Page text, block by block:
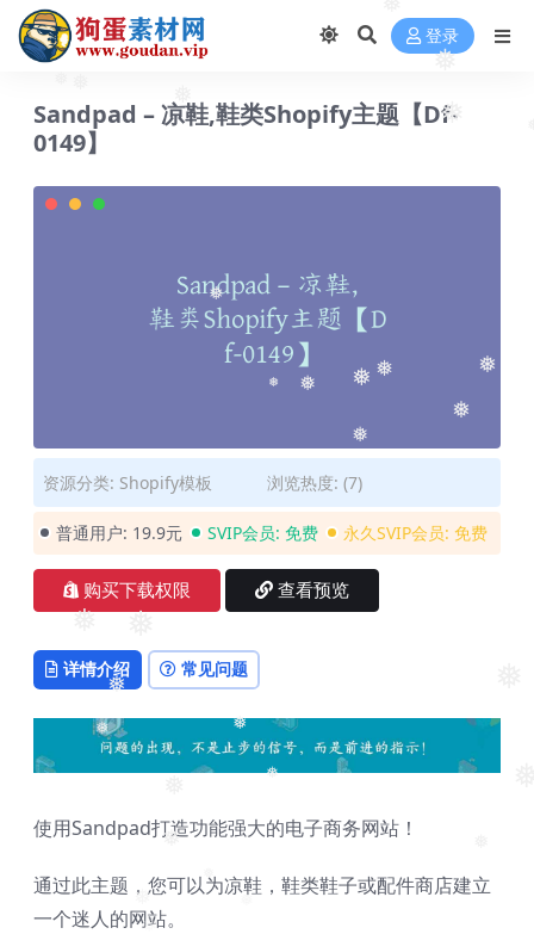
❅
❅
❅
❅
❅
❅
❅
❅
❅
❅
❅
❅ 登录
Sandpad – 凉鞋,鞋类Shopify主题【Df-
0149】
资源分类: Shopify模板 浏览热度: (7)
普通用户: 19.9元 SVIP会员: 免费 永久SVIP会员: 免费
购买下载权限 查看预览
详情介绍 常见问题
使用Sandpad打造功能强大的电子商务网站！
通过此主题，您可以为凉鞋，鞋类鞋子或配件商店建立
一个迷人的网站。